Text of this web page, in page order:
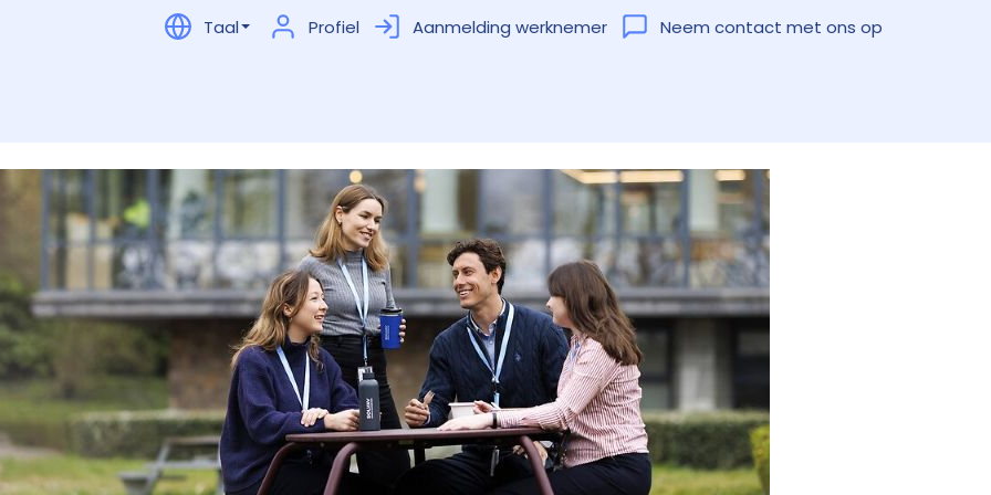
Taal Profiel Aanmelding werknemer Neem contact met ons op